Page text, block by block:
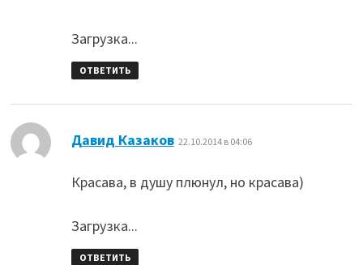
Загрузка...
ОТВЕТИТЬ
Давид Казаков: 22.10.2014 в 04:06
Красава, в душу плюнул, но красава)
Загрузка...
ОТВЕТИТЬ